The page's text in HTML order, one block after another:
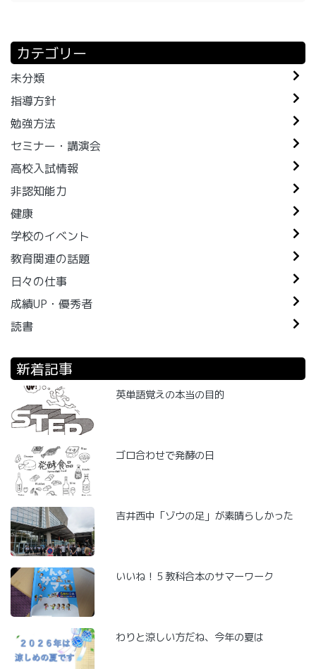
カテゴリー
未分類
指導方針
勉強方法
セミナー・講演会
高校入試情報
非認知能力
健康
学校のイベント
教育関連の話題
日々の仕事
成績UP・優秀者
読書
新着記事
英単語覚えの本当の目的
ゴロ合わせで発酵の日
吉井西中「ゾウの足」が素晴らしかった
いいね！５教科合本のサマーワーク
わりと涼しい方だね、今年の夏は